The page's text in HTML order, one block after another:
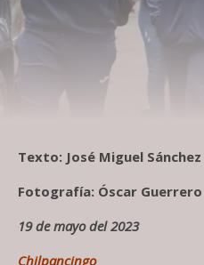
Texto: José Miguel Sánchez
Fotografía: Óscar Guerrero
19 de mayo del 2023
Chilpancingo